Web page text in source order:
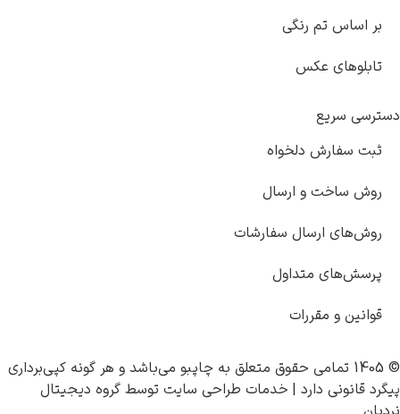
بر اساس تم رنگی
تابلوهای عکس
دسترسی سریع
ثبت سفارش دلخواه
روش ساخت و ارسال
روش‌های ارسال سفارشات
پرسش‌های متداول
قوانین و مقررات
© 1405 تمامی حقوق متعلق به چاپبو می‌باشد و هر گونه کپی‌برداری
پیگرد قانونی دارد | خدمات طراحی سایت توسط گروه دیجیتال